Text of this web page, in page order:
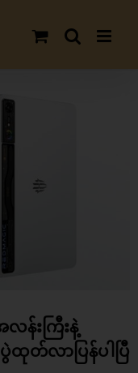
လန်းကြီးနဲ့
တ်လာပြန်ပါပြီ